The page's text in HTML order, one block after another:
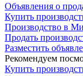
Объявления о
Купить
Производство в
Продать
Разместить
Рекомендуем
Купить